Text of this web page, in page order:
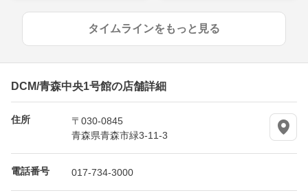
タイムラインをもっと見る
DCM/青森中央1号館の店舗詳細
住所
〒030-0845
青森県青森市緑3-11-3
電話番号 017-734-3000